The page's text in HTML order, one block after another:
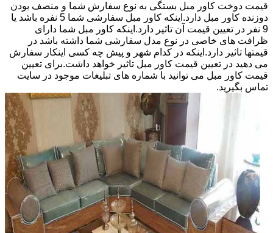
قیمت دوخت کاور مبل بستگی به نوع سفارش شما و منصف بودن
دوزنده کاور مبل دارد.اینکه کاور مبل سفارشی شما 5 نفره باشد یا
9 نفر در تعیین قیمت آن تاثیر دارد.اینکه کاور مبل شما دارای
ظرافت های خاصی در نوع مدل سفارشی شما داشته باشد در
قیمتها تاثیر دارد.اینکه در کدام شهر و پیش چه کسی اینکار سفارش
می دهید در تعیین قیمت کاور مبل تاثیر خواهد داشت.برای تعیین
قیمت کاور مبل می توانید با شماره های تبلیغات موجود در سایت
تماس بگیرید.